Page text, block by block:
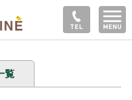
覧